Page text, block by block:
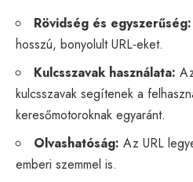
Rövidség és egyszerűség:
hosszú, bonyolult URL-eket.
Kulcsszavak használata:
kulcsszavak segítenek a
keresőmotoroknak egyaránt.
Olvashatóság: Az URL
emberi szemmel is.